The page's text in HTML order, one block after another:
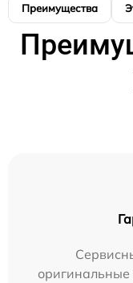
Преимущества
оригинальные